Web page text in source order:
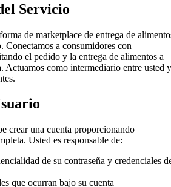
Servicio
de marketplace de entrega de
Conectamos a consumidores con
el pedido y la entrega de alimentos a
Actuamos como intermediario entre usted y
crear una cuenta proporcionando
Usted es responsable de:
de su contraseña y credenciales
que ocurran bajo su cuenta